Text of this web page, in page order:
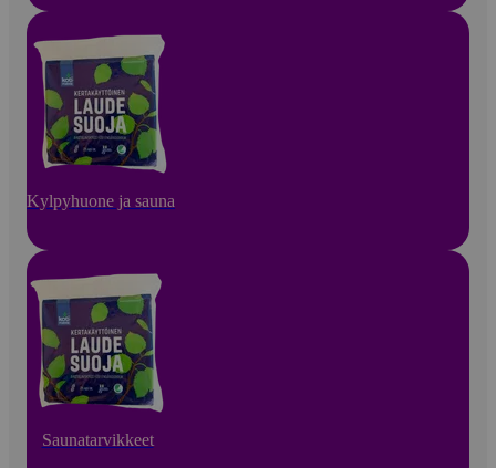
Kylpyhuone ja sauna
Saunatarvikkeet